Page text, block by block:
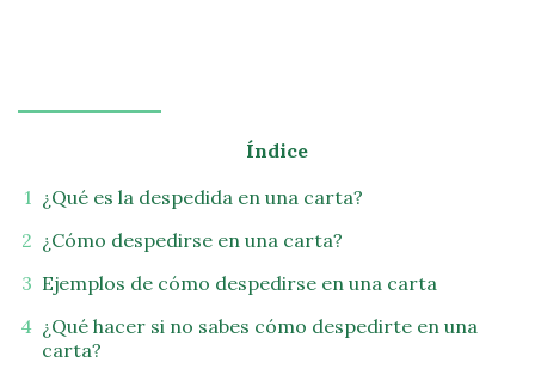
Índice
¿Qué es la despedida en una carta?
¿Cómo despedirse en una carta?
Ejemplos de cómo despedirse en una carta
¿Qué hacer si no sabes cómo despedirte en una
carta?